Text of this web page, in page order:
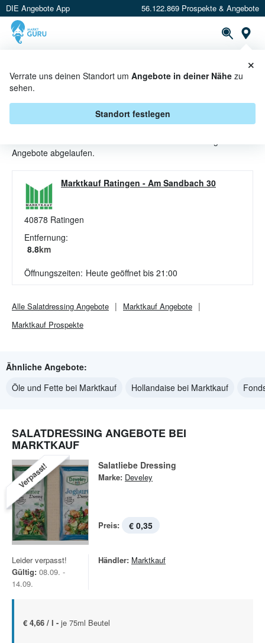
DIE Angebote App 56.122.869 Prospekte & Angebote
Verrate uns deinen Standort um Angebote in deiner Nähe zu
sehen.
Standort festlegen
×
SALATDRESSING ANGEBOTE &
AKTIONEN BEI MARKTKAUF
Angebote abgelaufen.
Marktkauf Ratingen - Am Sandbach 30
40878 Ratingen
Entfernung:
8.8km
Öffnungszeiten: Heute geöffnet bis 21:00
Alle Salatdressing Angebote Marktkauf Angebote
Marktkauf Prospekte
Ähnliche Angebote:
Öle und Fette bei Marktkauf
Hollandaise bei Marktkauf
SALATDRESSING ANGEBOTE BEI
MARKTKAUF
Verpasst! Salatliebe Dressing
Marke: Develey
Preis: € 0,35
Leider verpasst!
Gültig: 08.09. -
14.09.
Händler: Marktkauf
€ 4,66 / l - je 75ml Beutel